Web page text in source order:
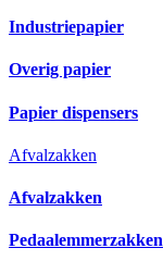
Industriepapier
Overig papier
Papier dispensers
Afvalzakken
Afvalzakken
Pedaalemmerzakken